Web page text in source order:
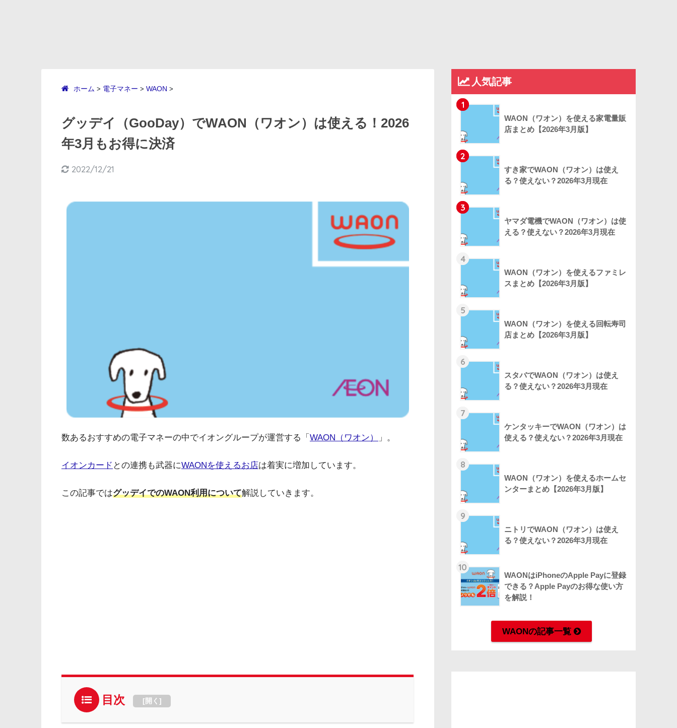
ホーム > 電子マネー > WAON >
グッデイ（GooDay）でWAON（ワオン）は使える！2026
年3月もお得に決済
2022/12/21
数あるおすすめの電子マネーの中でイオングループが運営する「 WAON（ワオン） 」。
イオンカード との連携も武器にWAONを使えるお店は着実に増加しています。
この記事ではグッデイでのWAON利用について解説していきます。
目次 [開く ]
人気記事
1
WAON（ワオン）を使える家電量販
店まとめ【2026年3月版】
2
すき家でWAON（ワオン）は使え
る？使えない？2026年3月現在
3
ヤマダ電機でWAON（ワオン）は使
える？使えない？2026年3月現在
4
WAON（ワオン）を使えるファミレ
スまとめ【2026年3月版】
5
WAON（ワオン）を使える回転寿司
店まとめ【2026年3月版】
6
スタバでWAON（ワオン）は使え
る？使えない？2026年3月現在
7
ケンタッキーでWAON（ワオン）は
使える？使えない？2026年3月現在
8
WAON（ワオン）を使えるホームセ
ンターまとめ【2026年3月版】
9
ニトリでWAON（ワオン）は使え
る？使えない？2026年3月現在
10
WAONはiPhoneのApple Payに登録
できる？Apple Payのお得な使い方
を解説！
WAONの記事一覧